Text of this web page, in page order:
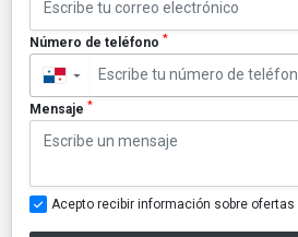
Número de teléfono *
▼
Mensaje *
Acepto recibir información sobre